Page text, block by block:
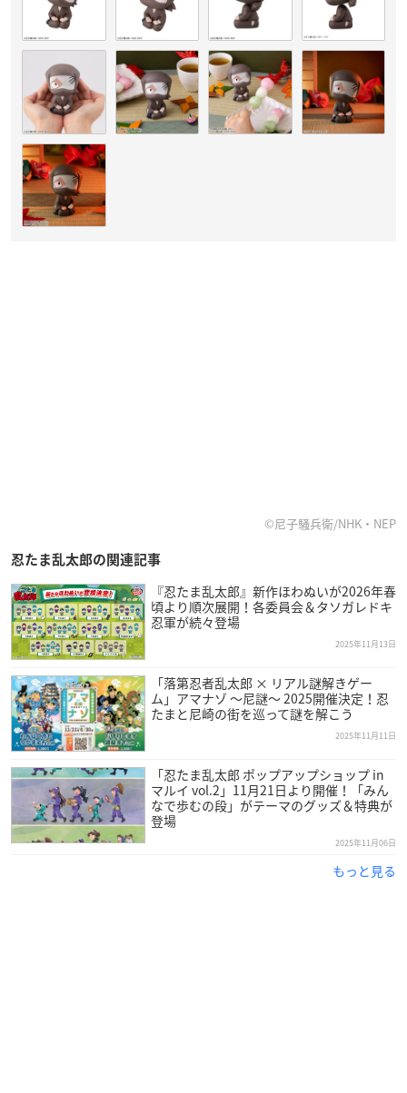
©尼子騒兵衛/NHK・NEP
忍たま乱太郎の関連記事
『忍たま乱太郎』新作ほわぬいが2026年春
頃より順次展開！各委員会＆タソガレドキ
忍軍が続々登場
2025年11月13日
「落第忍者乱太郎 × リアル謎解きゲー
ム」アマナゾ 〜尼謎〜 2025開催決定！忍
たまと尼崎の街を巡って謎を解こう
2025年11月11日
「忍たま乱太郎 ポップアップショップ in
マルイ vol.2」11月21日より開催！「みん
なで歩むの段」がテーマのグッズ＆特典が
登場
2025年11月06日
もっと見る